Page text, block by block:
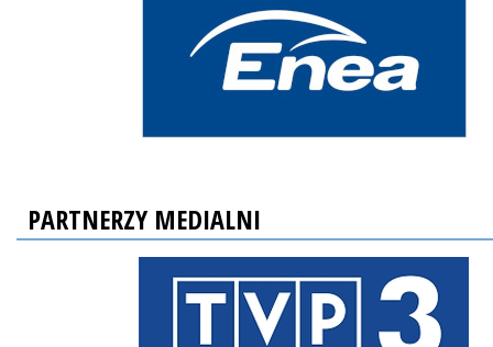
PARTNERZY MEDIALNI